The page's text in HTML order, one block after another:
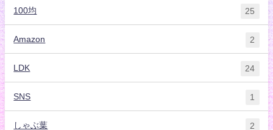
100均 25
Amazon 2
LDK 24
SNS 1
しゃぶ葉 2